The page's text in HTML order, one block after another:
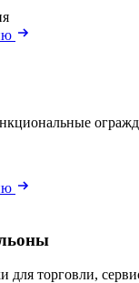
для торговли,